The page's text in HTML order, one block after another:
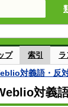
プ 索引
対義語・反
対義